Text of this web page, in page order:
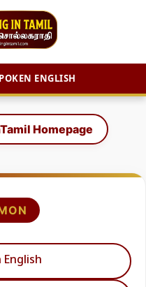
ENGLISH
Homepage